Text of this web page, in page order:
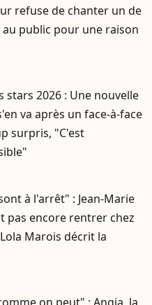
refuse de chanter un de
public pour une raison
stars 2026 : Une nouvelle
va après un face-à-face
surpris, "C'est
à l'arrêt" : Jean-Marie
pas encore rentrer chez
Marois décrit la